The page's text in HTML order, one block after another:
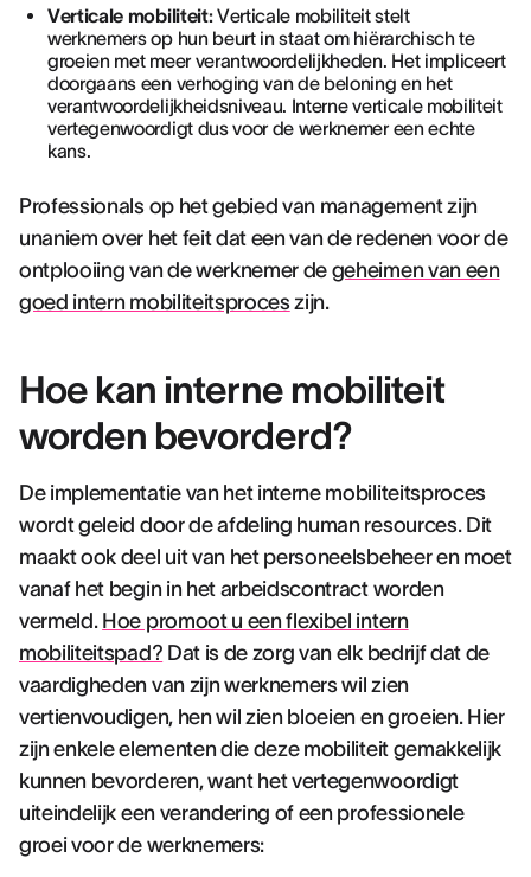
Verticale mobiliteit:Verticale mobiliteit stelt
werknemers op hun beurt in staat om hiërarchisch te
groeien met meer verantwoordelijkheden. Het impliceert
doorgaans een verhoging van de beloning en het
verantwoordelijkheidsniveau. Interne verticale mobiliteit
vertegenwoordigt dus voor de werknemer een echte
kans.
Professionals op het gebied van management zijn
unaniem over het feit dat een van de redenen voor de
ontplooiing van de werknemer de geheimen van een
goed intern mobiliteitsproceszijn.
Hoe kan interne mobiliteit
worden bevorderd?
De implementatie van het interne mobiliteitsproces
wordt geleid door de afdeling human resources. Dit
maakt ook deel uit van het personeelsbeheer en moet
vanaf het begin in het arbeidscontract worden
vermeld. Hoe promoot u een flexibel intern
mobiliteitspad? Dat is de zorg van elk bedrijf dat de
vaardigheden van zijn werknemers wil zien
vertienvoudigen, hen wil zien bloeien en groeien. Hier
zijn enkele elementen die deze mobiliteit gemakkelijk
kunnen bevorderen, want het vertegenwoordigt
uiteindelijk een verandering of een professionele
groei voor de werknemers: